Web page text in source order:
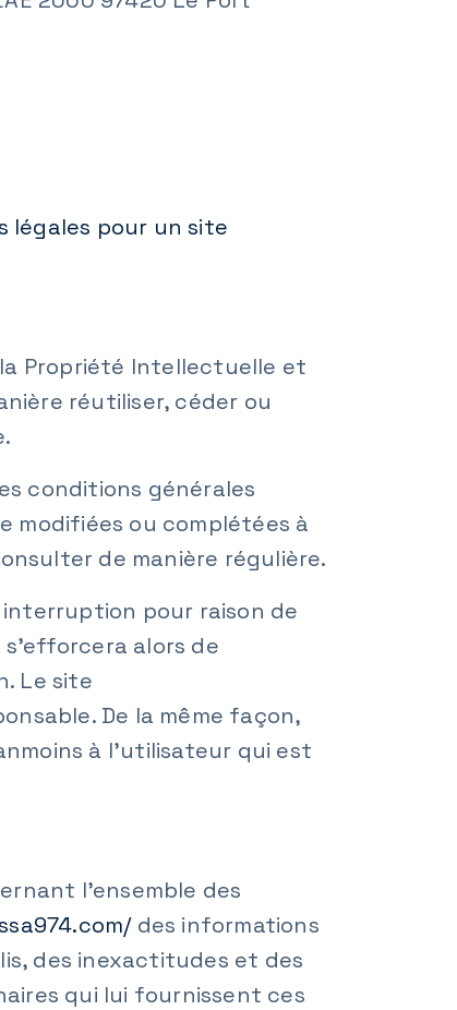
légales pour un site
Propriété Intellectuelle et
réutiliser, céder ou
conditions générales
modifiées ou complétées à
de manière régulière.
pour raison de
s’efforcera alors de
Le site
De la même façon,
à l’utilisateur qui est
l’ensemble des
des informations
des inexactitudes et des
qui lui fournissent ces